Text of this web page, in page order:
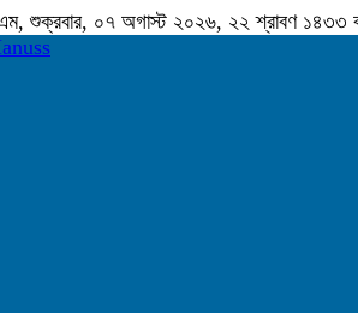
, শুক্রবার, ০৭ অগাস্ট ২০২৬, ২২ শ্রাবণ ১৪৩৩